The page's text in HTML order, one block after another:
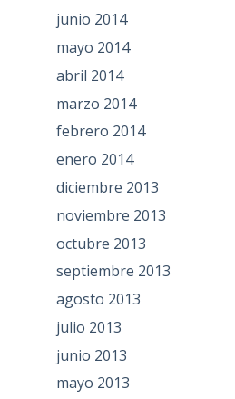
junio 2014
mayo 2014
abril 2014
marzo 2014
febrero 2014
enero 2014
diciembre 2013
noviembre 2013
octubre 2013
septiembre 2013
agosto 2013
julio 2013
junio 2013
mayo 2013